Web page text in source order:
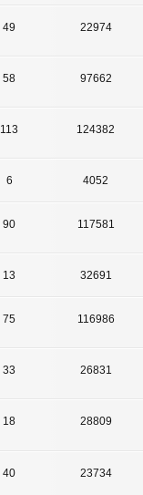
49 22974
58 97662
113 124382
6 4052
90 117581
13 32691
75 116986
33 26831
18 28809
40 23734